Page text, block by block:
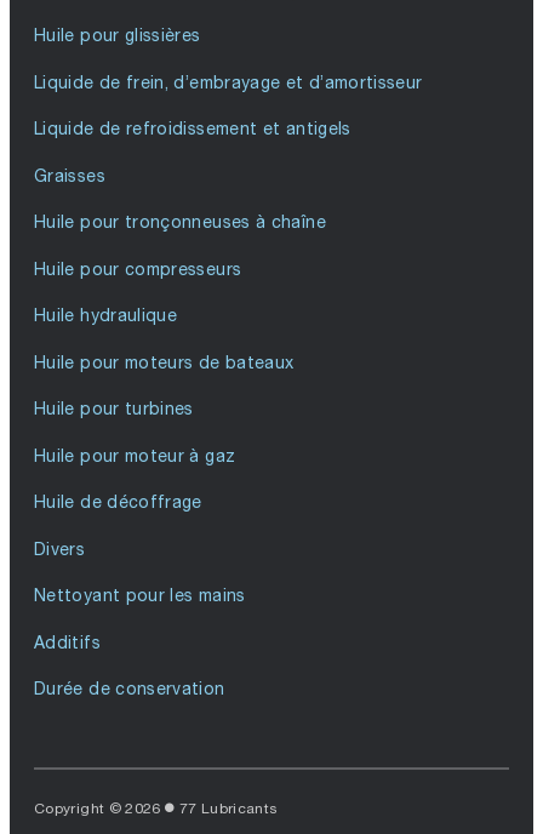
Huile pour glissières
Liquide de frein, d’embrayage et d’amortisseur
Liquide de refroidissement et antigels
Graisses
Huile pour tronçonneuses à chaîne
Huile pour compresseurs
Huile hydraulique
Huile pour moteurs de bateaux
Huile pour turbines
Huile pour moteur à gaz
Huile de décoffrage
Divers
Nettoyant pour les mains
Additifs
Durée de conservation
Copyright © 2026 77 Lubricants